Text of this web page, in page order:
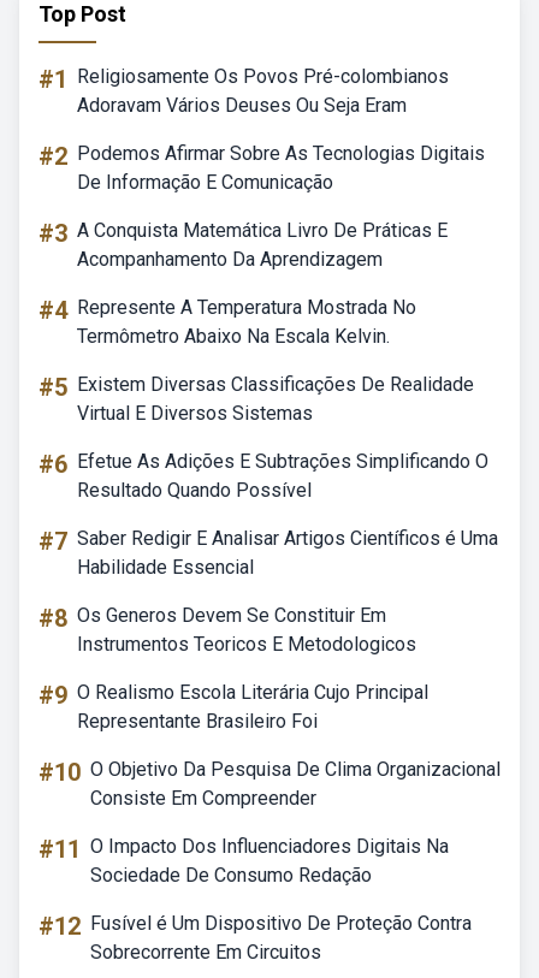
Top Post
#1
Religiosamente Os Povos Pré-colombianos
Adoravam Vários Deuses Ou Seja Eram
#2 Podemos Afirmar Sobre As Tecnologias Digitais
De Informação E Comunicação
#3 A Conquista Matemática Livro De Práticas E
Acompanhamento Da Aprendizagem
#4 Represente A Temperatura Mostrada No
Termômetro Abaixo Na Escala Kelvin.
#5 Existem Diversas Classificações De Realidade
Virtual E Diversos Sistemas
#6 Efetue As Adições E Subtrações Simplificando O
Resultado Quando Possível
#7 Saber Redigir E Analisar Artigos Científicos é Uma
Habilidade Essencial
#8 Os Generos Devem Se Constituir Em
Instrumentos Teoricos E Metodologicos
#9 O Realismo Escola Literária Cujo Principal
Representante Brasileiro Foi
#10 O Objetivo Da Pesquisa De Clima Organizacional
Consiste Em Compreender
#11 O Impacto Dos Influenciadores Digitais Na
Sociedade De Consumo Redação
#12 Fusível é Um Dispositivo De Proteção Contra
Sobrecorrente Em Circuitos